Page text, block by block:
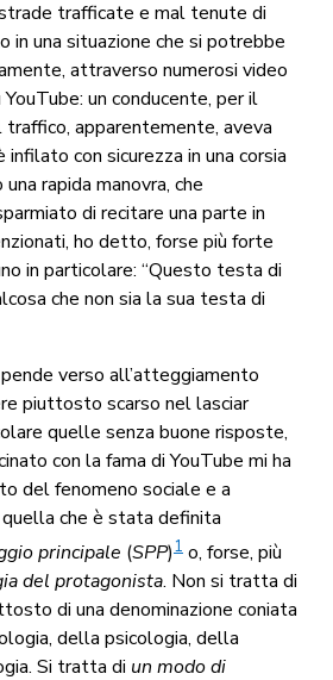
trafficate e mal tenute di
in una situazione che si potrebbe
attraverso numerosi video
YouTube: un conducente, per il
apparentemente, aveva
con sicurezza in una corsia
rapida manovra, che
di recitare una parte in
ho detto, forse più forte
in particolare: “Questo testa di
che non sia la sua testa di
verso all’atteggiamento
piuttosto scarso nel lasciar
quelle senza buone risposte,
con la fama di YouTube mi ha
del fenomeno sociale e a
che è stata definita
principale (SPP)1 o, forse, più
del protagonista. Non si tratta di
di una denominazione coniata
della psicologia, della
Si tratta di un modo di